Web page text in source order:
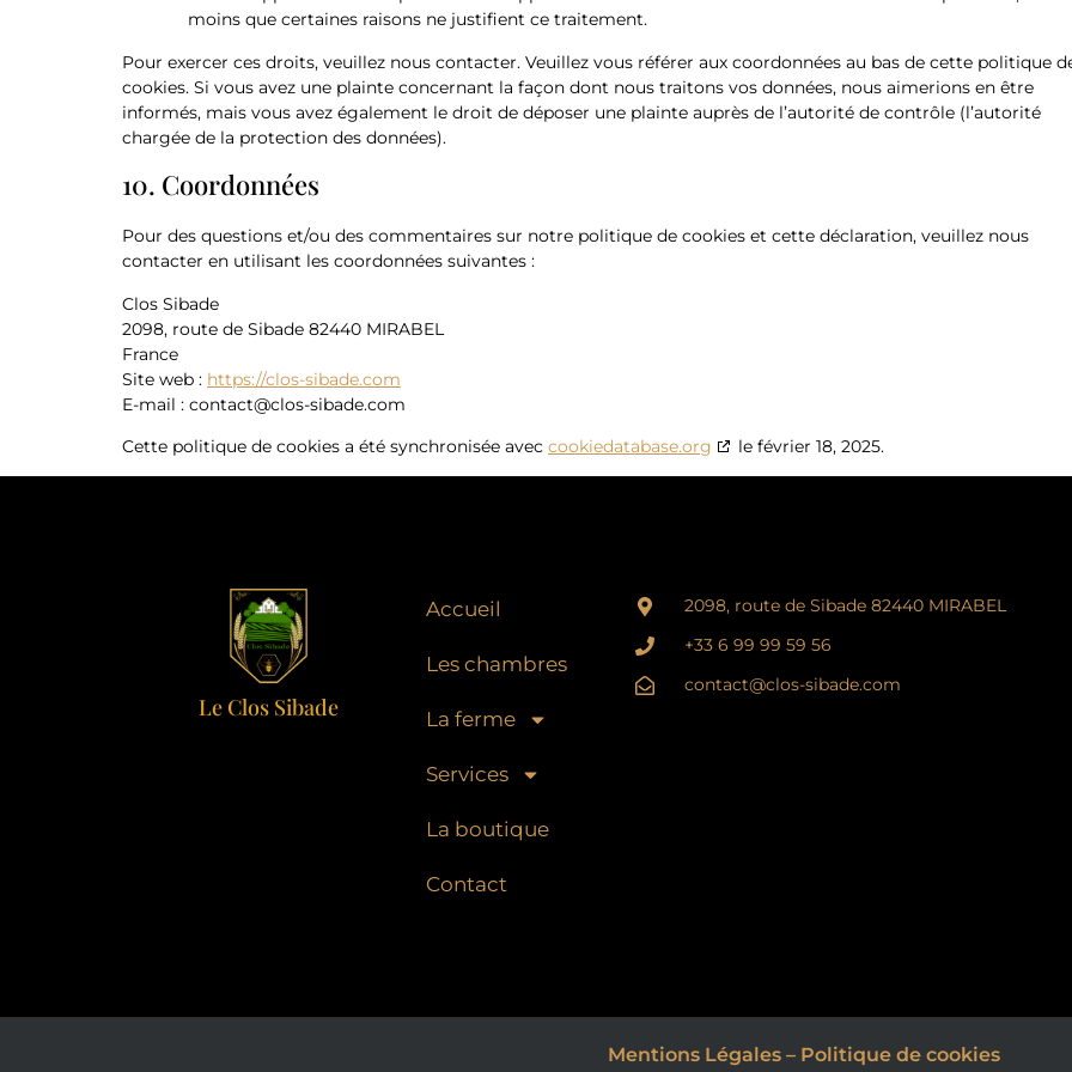
moins que certaines raisons ne justifient ce traitement.
Pour exercer ces droits, veuillez nous contacter. Veuillez vous référer aux coordonnées au bas de cette politique
cookies. Si vous avez une plainte concernant la façon dont nous traitons vos données, nous aimerions en être
informés, mais vous avez également le droit de déposer une plainte auprès de l’autorité de contrôle (l’autorité
chargée de la protection des données).
10. Coordonnées
Pour des questions et/ou des commentaires sur notre politique de cookies et cette déclaration, veuillez nous
contacter en utilisant les coordonnées suivantes :
Clos Sibade
2098, route de Sibade 82440 MIRABEL
France
Site web : https://clos-sibade.com
E-mail : contact@clos-sibade.com
Cette politique de cookies a été synchronisée avec cookiedatabase.org le février 18, 2025.
Le Clos Sibade
Accueil
Les chambres
La ferme
Services
La boutique
Contact
2098, route de Sibade 82440 MIRABEL
+33 6 99 99 59 56
contact@clos-sibade.com
Mentions Légales – Politique de cookies